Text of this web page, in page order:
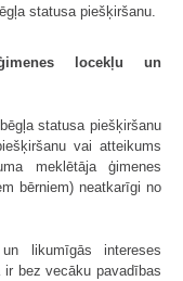
statusa piešķiršanu.
locekļu un
statusa piešķiršanu
vai atteikums
meklētāja ģimenes
bērniem) neatkarīgi no
likumīgās intereses
bez vecāku pavadības